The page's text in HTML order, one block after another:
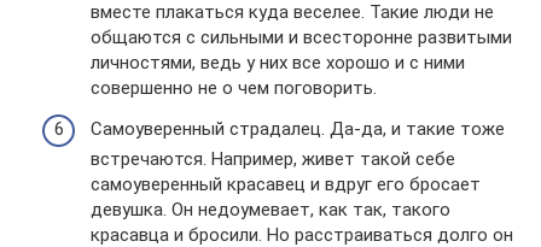
вместе плакаться куда веселее. Такие люди не
общаются с сильными и всесторонне развитыми
личностями, ведь у них все хорошо и с ними
совершенно не о чем поговорить.
Самоуверенный страдалец. Да-да, и такие тоже
встречаются. Например, живет такой себе
самоуверенный красавец и вдруг его бросает
девушка. Он недоумевает, как так, такого
красавца и бросили. Но расстраиваться долго он